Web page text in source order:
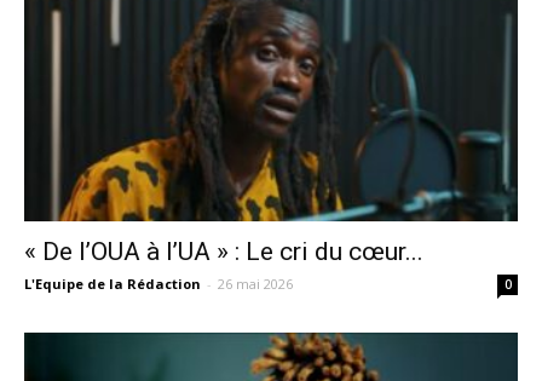
« De l’OUA à l’UA » : Le cri du cœur...
L'Equipe de la Rédaction - 26 mai 2026 0